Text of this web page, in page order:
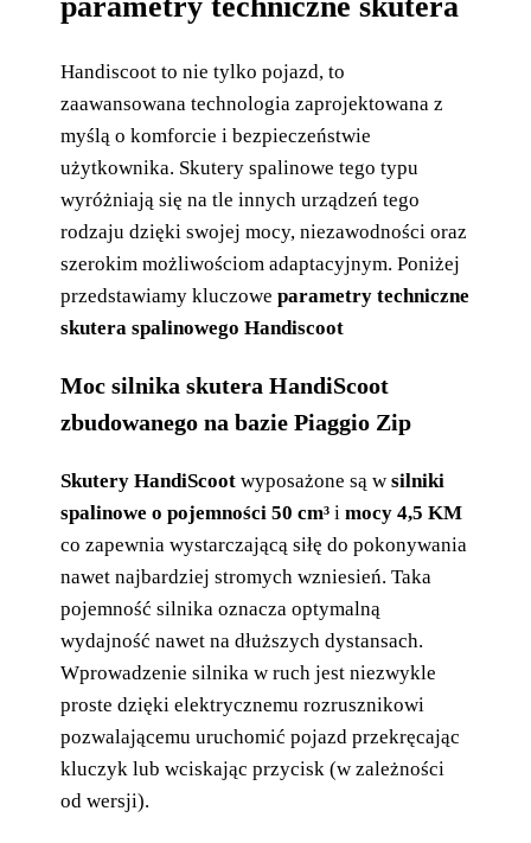
Handiscoot to nie tylko pojazd, to
zaawansowana technologia zaprojektowana z
myślą o komforcie i bezpieczeństwie
użytkownika. Skutery spalinowe tego typu
wyróżniają się na tle innych urządzeń tego
rodzaju dzięki swojej mocy, niezawodności oraz
szerokim możliwościom adaptacyjnym. Poniżej
przedstawiamy kluczoweparametry techniczne
skutera spalinowego Handiscoot
Moc silnika skutera HandiScoot
zbudowanego na bazie Piaggio Zip
Skutery HandiScoot wyposażone są wsilniki
spalinowe o pojemności 50 cm³ imocy 4,5 KM
co zapewnia wystarczającą siłę do pokonywania
nawet najbardziej stromych wzniesień. Taka
pojemność silnika oznacza optymalną
wydajność nawet na dłuższych dystansach.
Wprowadzenie silnika w ruch jest niezwykle
proste dzięki elektrycznemu rozrusznikowi
pozwalającemu uruchomić pojazd przekręcając
kluczyk lub wciskając przycisk (w zależności
od wersji).